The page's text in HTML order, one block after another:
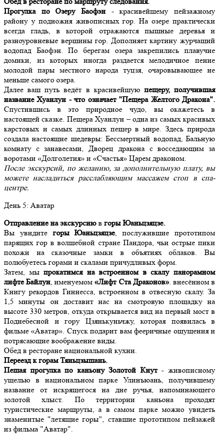
Прогулка по Озеру Баофэн - красивейшему пейзажному
району у подножия живописных гор. На озере практически
всегда гладь, в которой отражаются пышные деревья и
разноуровневые вершины гор. Дополняет картину журчащий
водопад Баофэн. По берегам озера закрепились плавучие
домики, из которых иногда раздается мелодичное пение
молодой пары местного народа туцзя, очаровывающее не
меньше самого озера.
Далее ваш путь ведёт в красивейшуюпещеру, получившая
название Хуанлун - что означает "Пещера Желтого Дракона".
Спустившись в это природное чудо, вы окажетесь в
настоящей сказке. Пещера Хуанлун – одна из самых красивых
карстовых и самых длинных пещер в мире. Здесь природа
создала настоящие шедевры: Бессмертный водопад, Бальную
комнату с занавесами, Дворец дракона с восседающим за
воротами «Долголетия» и «Счастья» Царем драконом.
После экскурсий, по желанию, за дополнительную плату, вы
можете насладиться расслабляющим массажем стоп в спа-
центре.
День 5: Аватар
Отправление на экскурсию в горы Юаньцзяцзе.
Вы увидите горы Юаньцзяцзе, послужившие прототипом
парящих гор в волшебной стране Пандора, чьи острые пики
похожи на сказочные замки в объятиях облаков. Вы
полюбуетесь горами и скалами причудливых форм.
Затем, мыпрокатимся на встроенном в скалу панорамном
лифте Байлун , именуемом«Лифт Ста Драконов». внесённом в
Книгу рекордов Гиннесса, встроенном в отвесную скалу. За
1,5 минуты он доставит нас на смотровую площадку на
высоте 330 метров, откуда открывается вид на первый мост в
Поднебесной и гору Цзянькуньчжу, которая появилась в
фильме «Аватар». Спуск подарит вам фееричные ощущения и
потрясающие воображение виды.
Обед в ресторане национальной кухни.
Переезд к горам Тяньцзышань.
Пешая прогулка по каньону Золотой Кнут- живописному
ущелью в национальном парке Улинъюань, получившему
название от искрящегося на дне ручья, напоминающего
золотой хлыст. По территории каньона проходят
туристические маршруты, а в самом парке можно увидеть
знаменитые "летящие горы", ставшие прототипом пейзажей
из фильма "Аватар".